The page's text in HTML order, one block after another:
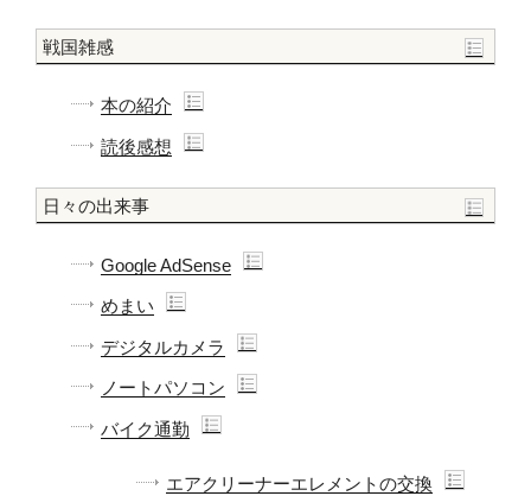
戦国雑感
本の紹介
読後感想
日々の出来事
Google AdSense
めまい
デジタルカメラ
ノートパソコン
バイク通勤
エアクリーナーエレメントの交換